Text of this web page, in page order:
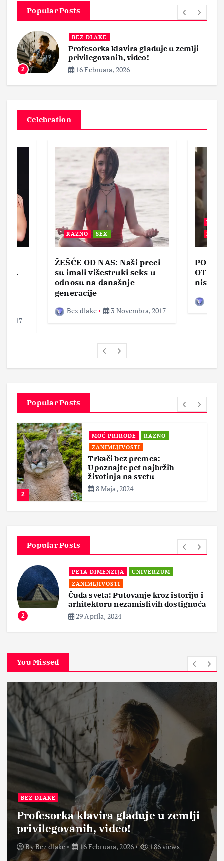
Popular Posts
2
BEZ DLAKE
Profesorka klavira gladuje u zemlji
privilegovanih, video!
16 Februara, 2026
Celebration
u
2017
RAZNO SEX
ŽEŠĆE OD NAS: Naši preci
su imali višestruki seks u
odnosu na današnje
generacije
Bez dlake 3 Novembra, 2017
BEZ
nisam
Popular Posts
2
MOĆ PRIRODE
RAZNO
ZANIMLJIVOSTI
Trkači bez premca:
Upoznajte pet najbržih
životinja na svetu
8 Maja, 2024
Popular Posts
2
PETA DIMENZIJA
UNIVERZUM
ZANIMLJIVOSTI
Čuda sveta: Putovanje kroz istoriju i
arhitekturu nezamislivih dostignuća
29 Aprila, 2024
You Missed
BEZ DLAKE
Profesorka klavira gladuje u zemlji
privilegovanih, video!
ByBez dlake 16 Februara, 2026 186 views